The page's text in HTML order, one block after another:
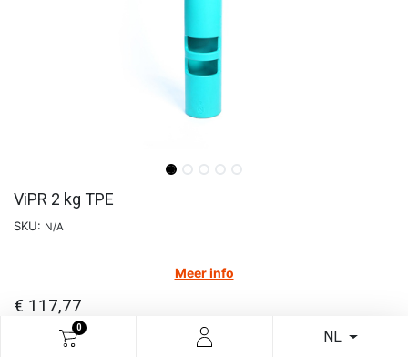
0
NL
ViPR 2 kg TPE
SKU: N/A
Meer info
€ 117,77